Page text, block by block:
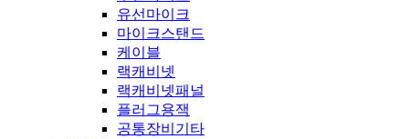
유선마이크
마이크스탠드
케이블
랙캐비넷
랙캐비넷패널
플러그용잭
공통장비기타